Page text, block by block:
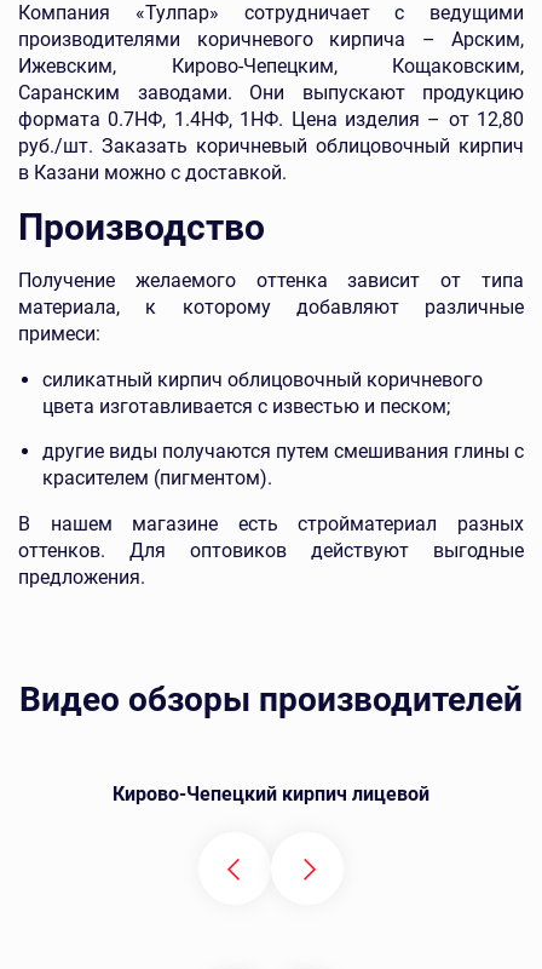
Компания «Тулпар» сотрудничает с ведущими
производителями коричневого кирпича – Арским,
Ижевским, Кирово-Чепецким, Кощаковским,
Саранским заводами. Они выпускают продукцию
формата 0.7НФ, 1.4НФ, 1НФ. Цена изделия – от 12,80
руб./шт. Заказать коричневый облицовочный кирпич
в Казани можно с доставкой.
Производство
Получение желаемого оттенка зависит от типа
материала, к которому добавляют различные
примеси:
силикатный кирпич облицовочный коричневого
цвета изготавливается с известью и песком;
другие виды получаются путем смешивания глины с
красителем (пигментом).
В нашем магазине есть стройматериал разных
оттенков. Для оптовиков действуют выгодные
предложения.
Видео обзоры производителей
Кирово-Чепецкий кирпич лицевой